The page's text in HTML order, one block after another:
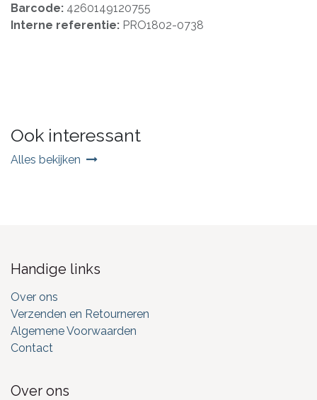
Barcode: 4260149120755
Interne referentie: PRO1802-0738
Ook interessant
Alles bekijken
Handige links
Over ons
Verzenden en Retourneren
Algemene Voorwaarden
Contact
Over ons